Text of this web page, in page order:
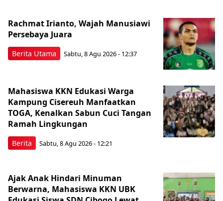
Berita Utama
Rachmat Irianto, Wajah Manusiawi
Persebaya Juara
Sabtu, 8 Agu 2026 - 12:37
Berita
Mahasiswa KKN Edukasi Warga
Kampung Cisereuh Manfaatkan
TOGA, Kenalkan Sabun Cuci Tangan
Ramah Lingkungan
Sabtu, 8 Agu 2026 - 12:21
Ajak Anak Hindari Minuman
Berwarna, Mahasiswa KKN UBK